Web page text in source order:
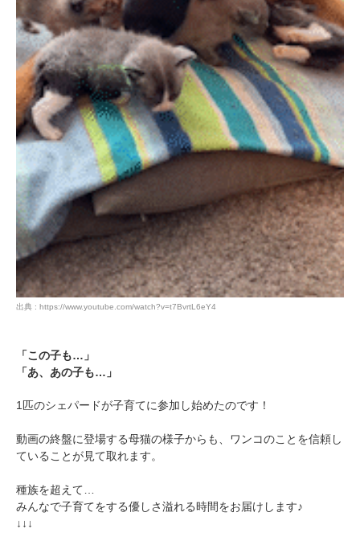
出典 : https://www.youtube.com/watch?v=t7BvrtL6eY4
「この子も…」
「あ、あの子も…」
1匹のシェパードが子育てに参加し始めたのです！
動画の終盤に登場する母猫の様子からも、ワンコのことを信頼し
ていることが見て取れます。
種族を超えて…
みんなで子育てをする優しさ溢れる時間をお届けします♪
↓↓↓